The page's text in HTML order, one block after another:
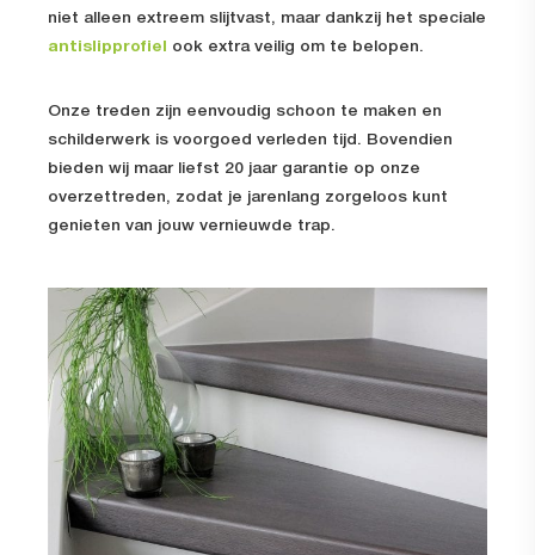
niet alleen extreem slijtvast, maar dankzij het speciale
antislipprofiel
ook extra veilig om te belopen.
Onze treden zijn eenvoudig schoon te maken en
schilderwerk is voorgoed verleden tijd. Bovendien
bieden wij maar liefst 20 jaar garantie op onze
overzettreden, zodat je jarenlang zorgeloos kunt
genieten van jouw vernieuwde trap.